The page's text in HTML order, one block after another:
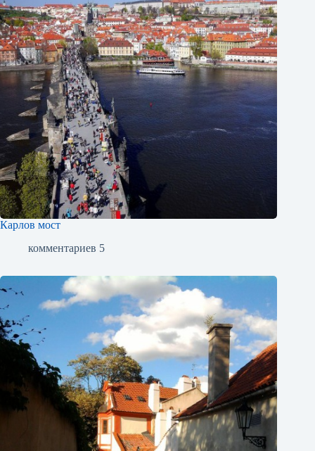
Карлов мост
комментариев 5